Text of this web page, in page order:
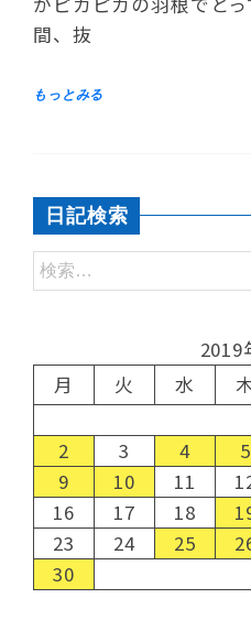
間、抜
日記検索
2019
月
火 水
2
3 4 5
9
10 11
16
17 18
23
24 25
30